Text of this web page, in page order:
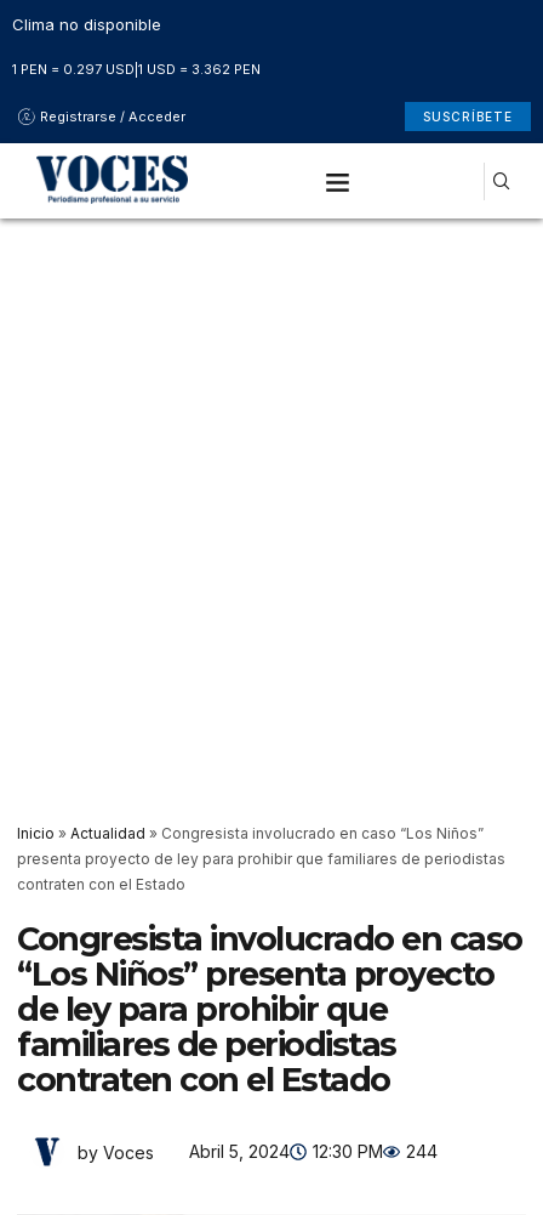
Clima no disponible
1 PEN = 0.297 USD 1 USD = 3.362 PEN
Registrarse / Acceder SUSCRÍBETE
Inicio » Actualidad » Congresista involucrado en caso “Los Niños”
presenta proyecto de ley para prohibir que familiares de periodistas
contraten con el Estado
Congresista involucrado en caso
“Los Niños” presenta proyecto
de ley para prohibir que
familiares de periodistas
contraten con el Estado
by Voces Abril 5, 2024 12:30 PM 244